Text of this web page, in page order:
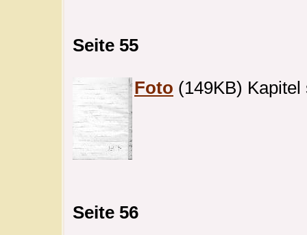
Seite 55
Foto (149KB)
Seite 56